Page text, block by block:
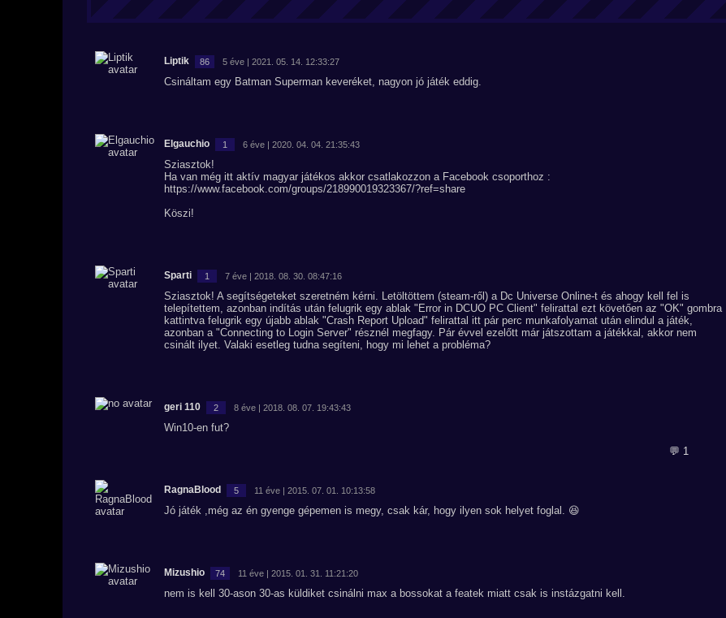
Liptik 86 5 éve | 2021. 05. 14. 12:33:27
Csináltam egy Batman Superman keveréket, nagyon jó játék eddig.
Elgauchio 1 6 éve | 2020. 04. 04. 21:35:43
Sziasztok!
Ha van még itt aktív magyar játékos akkor csatlakozzon a Facebook csoporthoz :
https://www.facebook.com/groups/218990019323367/?ref=share
Köszi!
Sparti 1 7 éve | 2018. 08. 30. 08:47:16
Sziasztok! A segítségeteket szeretném kérni. Letöltöttem (steam-ről) a Dc Universe Online-t és ahogy kell fel is
telepítettem, azonban indítás után felugrik egy ablak "Error in DCUO PC Client" felirattal ezt követően az "OK" gombra
kattintva felugrik egy újabb ablak "Crash Report Upload" felirattal itt pár perc munkafolyamat után elindul a játék,
azonban a "Connecting to Login Server" résznél megfagy. Pár évvel ezelőtt már játszottam a játékkal, akkor nem
csinált ilyet. Valaki esetleg tudna segíteni, hogy mi lehet a probléma?
geri 110 2 8 éve | 2018. 08. 07. 19:43:43
Win10-en fut?
💬 1
RagnaBlood 5 11 éve | 2015. 07. 01. 10:13:58
Jó játék ,még az én gyenge gépemen is megy, csak kár, hogy ilyen sok helyet foglal. 😆
Mizushio 74 11 éve | 2015. 01. 31. 11:21:20
nem is kell 30-ason 30-as küldiket csinálni max a bossokat a featek miatt csak is instázgatni kell.